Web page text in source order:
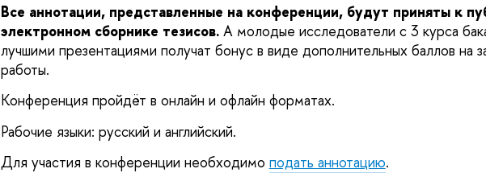
Все аннотации, представленные на конференции, будут приняты к
электронном сборнике тезисов. А молодые исследователи с 3 курса
лучшими презентациями получат бонус в виде дополнительных баллов на
работы.
Конференция пройдёт в онлайн и офлайн форматах.
Рабочие языки: русский и английский.
Для участия в конференции необходимо подать аннотацию.